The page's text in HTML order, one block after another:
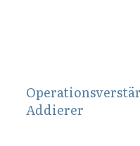
Addierer